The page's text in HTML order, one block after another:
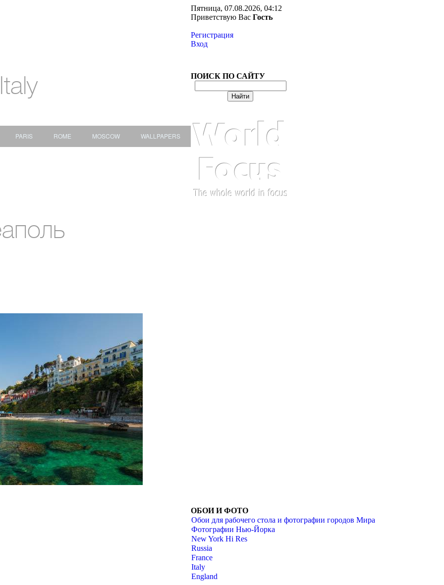
Пятница, 07.08.2026, 04:12
Приветствую Вас Гость
Регистрация
Вход
Italy
PARIS ROME MOSCOW WALLPAPERS
ПОИСК ПО САЙТУ
ОБОИ И ФОТО
Обои для рабочего стола и фотографии городов Мира
Фотографии Нью-Йорка
New York Hi Res
Russia
France
Italy
England